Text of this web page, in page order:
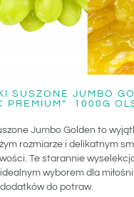
SUSZONE JUMBO
PREMIUM” 1000G
Jumbo Golden to
rozmiarze i delikatnym
Te starannie
wyborem dla
do potraw.